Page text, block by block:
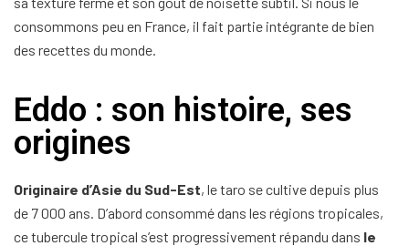
consommons peu en France, il fait partie intégrante de bien
des recettes du monde.
Eddo : son histoire, ses
origines
Originaire d’Asie du Sud-Est, le taro se cultive depuis plus
de 7 000 ans. D’abord consommé dans les régions tropicales,
ce tubercule tropical s’est progressivement répandu dans le